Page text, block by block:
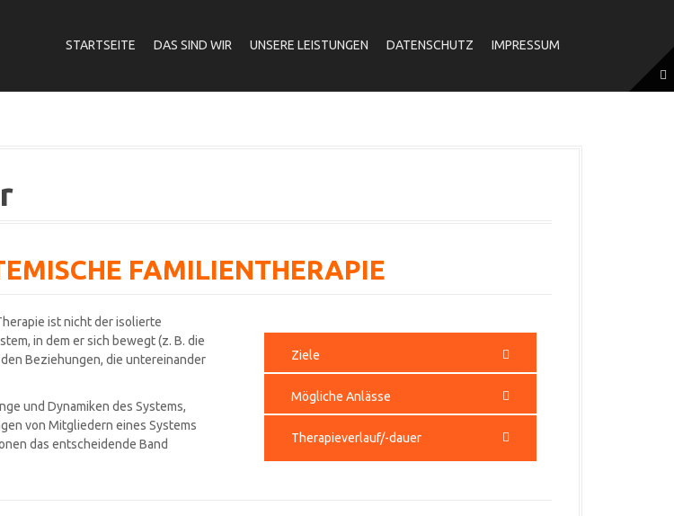
STARTSEITE DAS SIND WIR UNSERE LEISTUNGEN DATENSCHUTZ IMPRESSUM
FAMILIENTHERAPIE
ist nicht der isolierte
in dem er sich bewegt (z. B. die
Beziehungen, die untereinander
und Dynamiken des Systems,
von Mitgliedern eines Systems
das entscheidende Band
Ziele
Mögliche Anlässe
Therapieverlauf/-dauer